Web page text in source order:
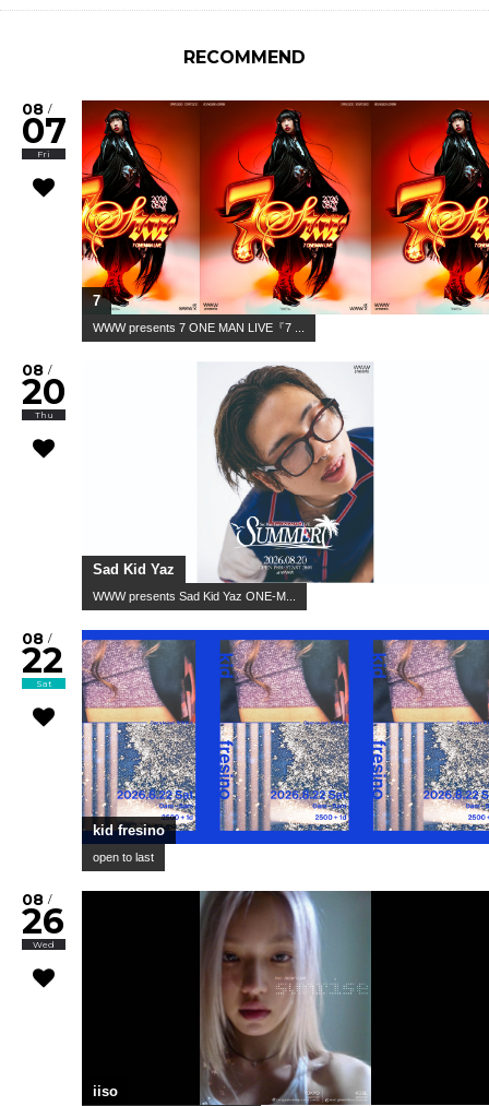
RECOMMEND
08 /
07
Fri
7
WWW presents 7 ONE MAN LIVE『7 ...
08 /
20
Thu
Sad Kid Yaz
WWW presents Sad Kid Yaz ONE-M...
08 /
22
Sat
kid fresino
open to last
08 /
26
Wed
iiso